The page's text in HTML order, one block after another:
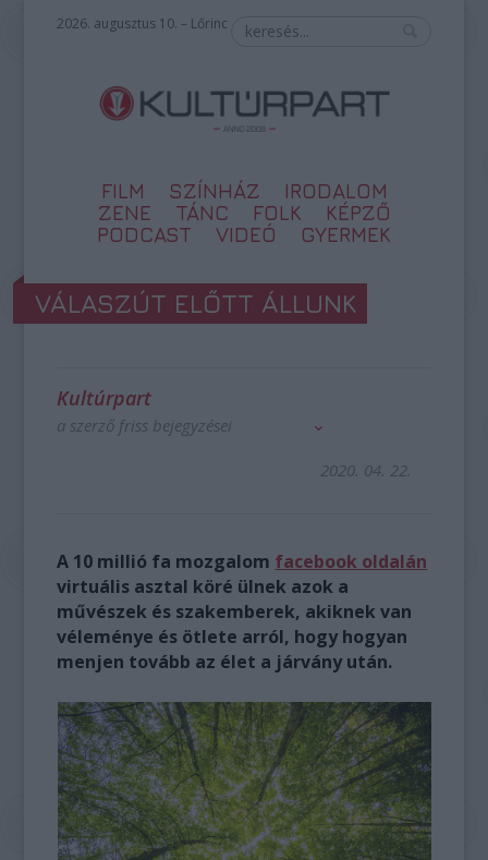
2026. augusztus 10. – Lőrinc
FILM SZÍNHÁZ
IRODALOM
ZENE
TÁNC FOLK
KÉPZŐ
PODCAST
VIDEÓ GYERMEK
VÁLASZÚT ELŐTT ÁLLUNK
Kultúrpart
a szerző friss bejegyzései
2020. 04. 22.
A 10 millió fa mozgalom facebook oldalán
virtuális asztal köré ülnek azok a
művészek és szakemberek, akiknek van
véleménye és ötlete arról, hogy hogyan
menjen tovább az élet a járvány után.